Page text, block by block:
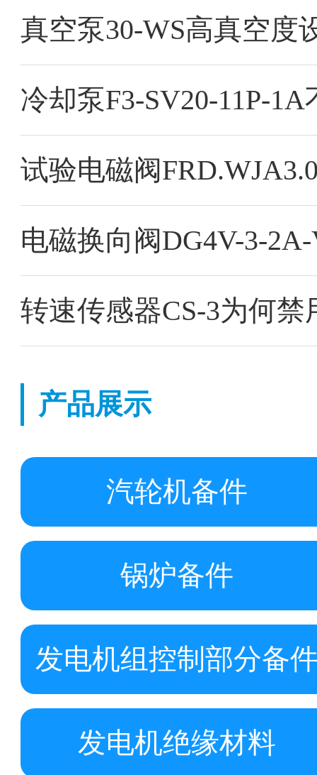
真空泵30-WS高真空度
冷却泵F3-SV20-11P-
试验电磁阀
电磁换向阀DG4V-3-
转速传感器CS-3为何
产品展示
汽轮机备件
锅炉备件
发电机组控制部分备
发电机绝缘材料